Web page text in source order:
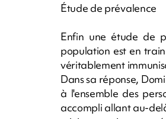
Étude de prévalence
Enfin une étude de
population est en
véritablement
Dans sa réponse,
à l'ensemble des
accompli allant au-